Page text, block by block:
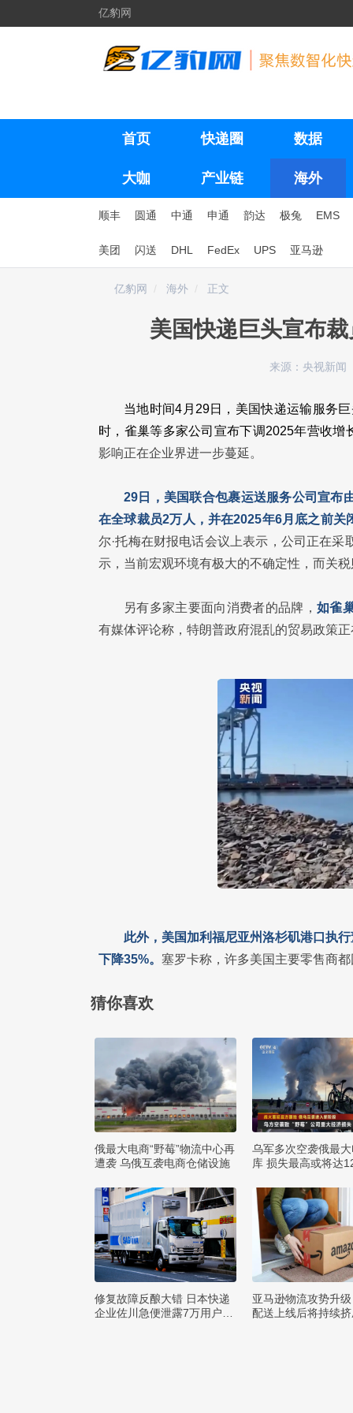
亿豹网
首页 快递圈 数据
大咖 产业链 海外
顺丰 圆通 中通 申通 韵达 极兔 EMS
美团 闪送 DHL FedEx UPS 亚马逊
亿豹网 海外 正文
美国快递巨头宣布
来源：央视新闻
当地时间4月29日，美国快递运输服务
时，雀巢等多家公司宣布下调2025年营收增
影响正在企业界进一步蔓延。
29日，美国联合包裹运送服务公司宣布
在全球裁员2万人，并在2025年6月底之前关
尔·托梅在财报电话会议上表示，公司正在采
示，当前宏观环境有极大的不确定性，而关
另有多家主要面向消费者的品牌， 如雀
有媒体评论称，特朗普政府混乱的贸易政策
此外，美国加利福尼亚州洛杉矶港口执
下降35%。 塞罗卡称，许多美国主要零售商
猜你喜欢
俄最大电商“野莓”物流中心再
遭袭 乌俄互袭电商仓储设施
乌军多次空袭俄最
库 损失最高或将达
修复故障反酿大错 日本快递
企业佐川急便泄露7万用户隐
亚马逊物流攻势升
配送上线后将持续